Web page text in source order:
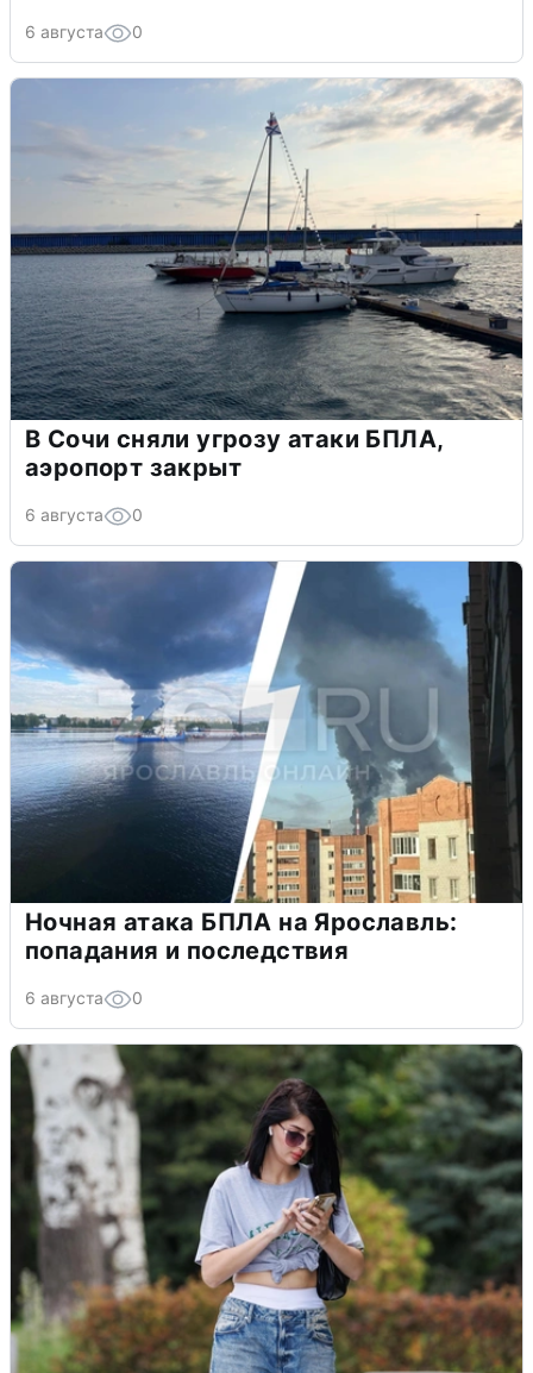
6 августа 0
В Сочи сняли угрозу атаки БПЛА,
аэропорт закрыт
6 августа 0
Ночная атака БПЛА на Ярославль:
попадания и последствия
6 августа 0